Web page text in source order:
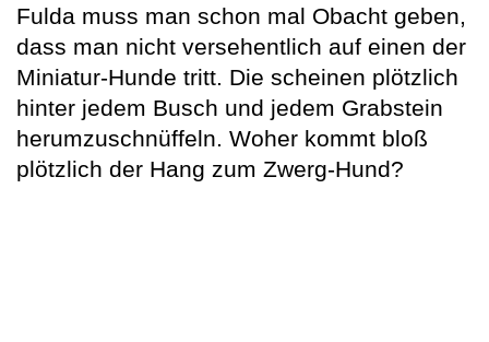
Fulda muss man schon mal Obacht geben,
dass man nicht versehentlich auf einen der
Miniatur-Hunde tritt. Die scheinen plötzlich
hinter jedem Busch und jedem Grabstein
herumzuschnüffeln. Woher kommt bloß
plötzlich der Hang zum Zwerg-Hund?